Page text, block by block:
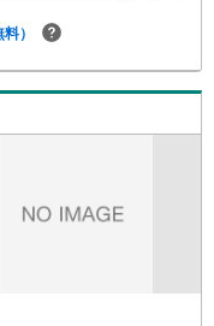
ドシートのご用意ござ
棟以上の限定物件を
出会える物件が多数ご
数社でのみご紹介可能
メントの物件
）